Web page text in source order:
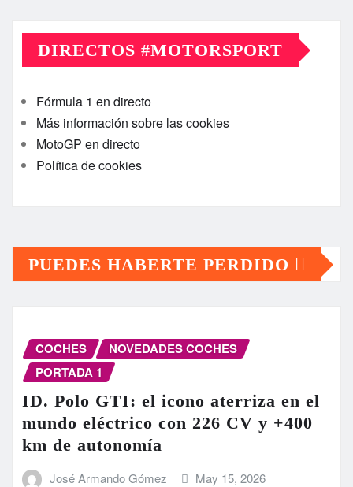
DIRECTOS #MOTORSPORT
Fórmula 1 en directo
Más información sobre las cookies
MotoGP en directo
Política de cookies
PUEDES HABERTE PERDIDO
COCHES
NOVEDADES COCHES
PORTADA 1
ID. Polo GTI: el icono aterriza en el
mundo eléctrico con 226 CV y +400
km de autonomía
José Armando Gómez May 15, 2026